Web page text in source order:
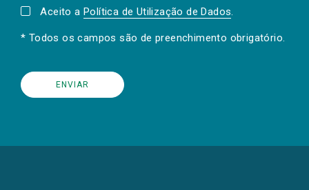
Aceito a Política de Utilização de Dados.
* Todos os campos são de preenchimento obrigatório.